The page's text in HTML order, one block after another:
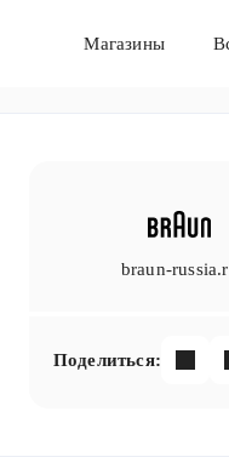
Магазины
braun-
Поделиться: